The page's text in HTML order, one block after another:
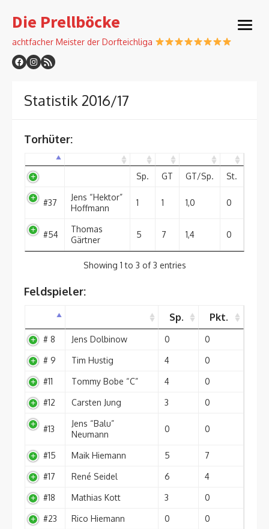
to
Die Prellböcke
achtfacher Meister der Dorfteichliga
open
Statistik 2016/17
Torhüter:
Sp. GT GT/Sp. St.
#37
Jens “Hektor”
Hoffmann
1 1 1,0 0
#54
Thomas
Gärtner
5 7 1,4 0
Showing 1 to 3 of 3 entries
Feldspieler:
Sp. Pkt.
# 8 Jens Dolbinow 0 0
# 9 Tim Hustig 4 0
#11 Tommy Bobe “C” 4 0
#12 Carsten Jung 3 0
#13
Jens “Balu”
Neumann
0 0
#15 Maik Hiemann 5 7
#17 René Seidel 6 4
#18 Mathias Kott 3 0
#23 Rico Hiemann 0 0